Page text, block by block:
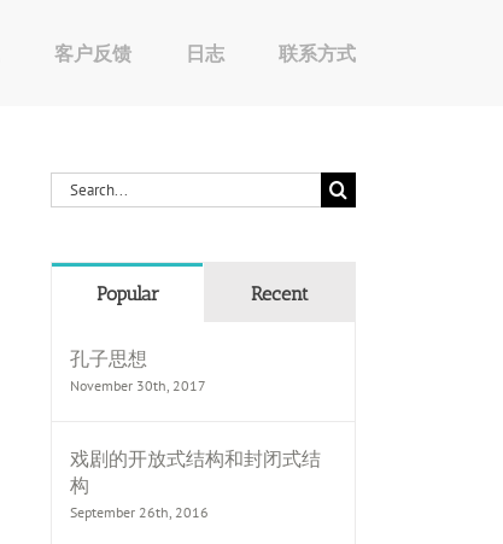
客户反馈 日志 联系方式
Search
for:
Popular Recent
孔子思想
November 30th, 2017
戏剧的开放式结构和封闭式结
构
September 26th, 2016